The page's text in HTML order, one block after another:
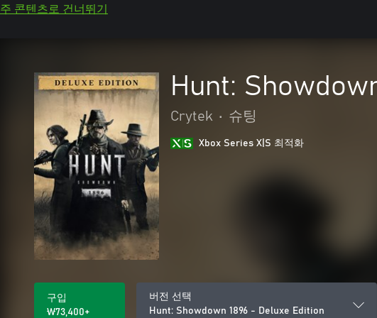
주 콘텐츠로 건너뛰기
Hunt:
Crytek • 슈팅
Xbox Series X|S 최적화
구입
₩73,400+
버전 선택
Hunt: Showdown 1896 - Deluxe Edition